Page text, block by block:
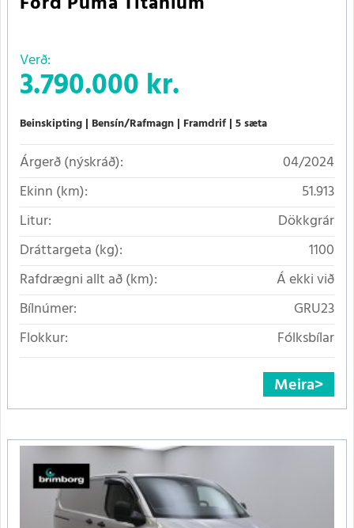
Verð:
3.790.000 kr.
Beinskipting Bensín/Rafmagn Framdrif 5 sæta
Árgerð (nýskráð):
04/2024
Ekinn (km):
51.913
Litur:
Dökkgrár
Dráttargeta (kg):
1100
Rafdrægni allt að (km):
Á ekki við
Bílnúmer:
GRU23
Flokkur:
Fólksbílar
Meira